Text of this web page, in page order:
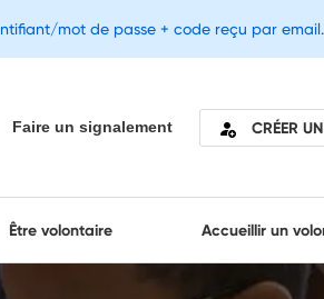
Faire un signalement CRÉER
Être volontaire Accueillir un
mot de passe + code reçu par email.